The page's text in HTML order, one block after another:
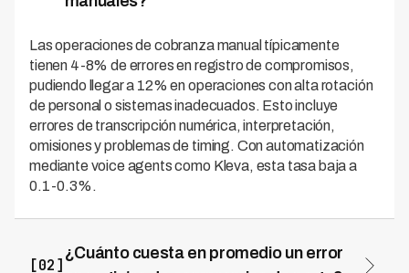
Las operaciones de cobranza manual típicamente
tienen 4-8% de errores en registro de compromisos,
pudiendo llegar a 12% en operaciones con alta rotación
de personal o sistemas inadecuados. Esto incluye
errores de transcripción numérica, interpretación,
omisiones y problemas de timing. Con automatización
mediante voice agents como Kleva, esta tasa baja a
0.1-0.3%.
[02]
¿Cuánto cuesta en promedio un error